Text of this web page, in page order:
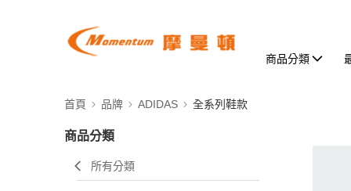
商品分類
首頁 品牌 ADIDAS 全系列鞋款
商品分類
所有分類